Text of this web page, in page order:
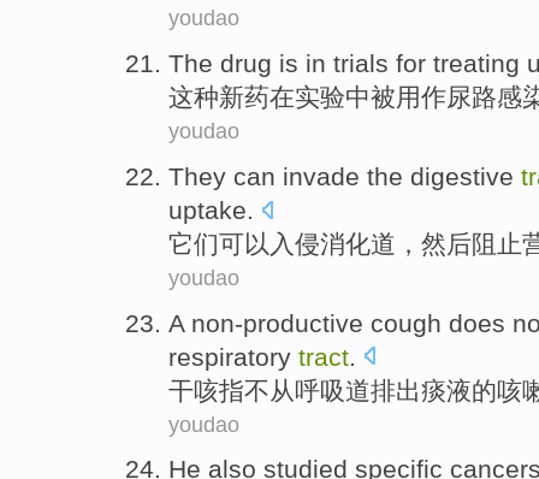
youdao
The drug is in trials for treating
这种新药在实验中被用作尿路感
youdao
They can invade the digestive
uptake.
它们可以 入侵消化道 ， 然后阻止
youdao
A non-productive cough does
respiratory tract
干咳指不从呼吸道排出痰液的咳
youdao
He also studied specific